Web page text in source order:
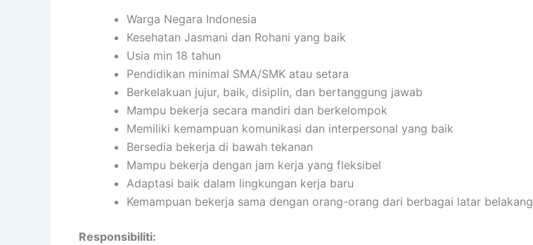
Warga Negara Indonesia
Kesehatan Jasmani dan Rohani yang baik
Usia min 18 tahun
Pendidikan minimal SMA/SMK atau setara
Berkelakuan jujur, baik, disiplin, dan bertanggung jawab
Mampu bekerja secara mandiri dan berkelompok
Memiliki kemampuan komunikasi dan interpersonal yang baik
Bersedia bekerja di bawah tekanan
Mampu bekerja dengan jam kerja yang fleksibel
Adaptasi baik dalam lingkungan kerja baru
Kemampuan bekerja sama dengan orang-orang dari berbagai latar belakang
Responsibiliti: